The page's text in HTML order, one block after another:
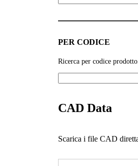
PER CODICE
Ricerca per codice
CAD Data
Scarica i file CAD